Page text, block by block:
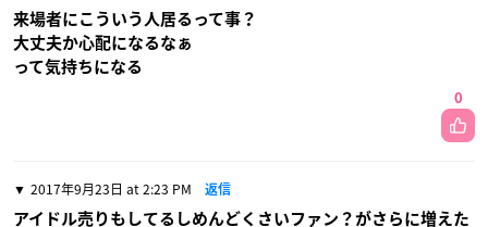
来場者にこういう人居るって事？
大丈夫か心配になるなぁ
って気持ちになる
0
2017年9月23日 at 2:23 PM 返信
アイドル売りもしてるしめんどくさいファン？がさらに増えた